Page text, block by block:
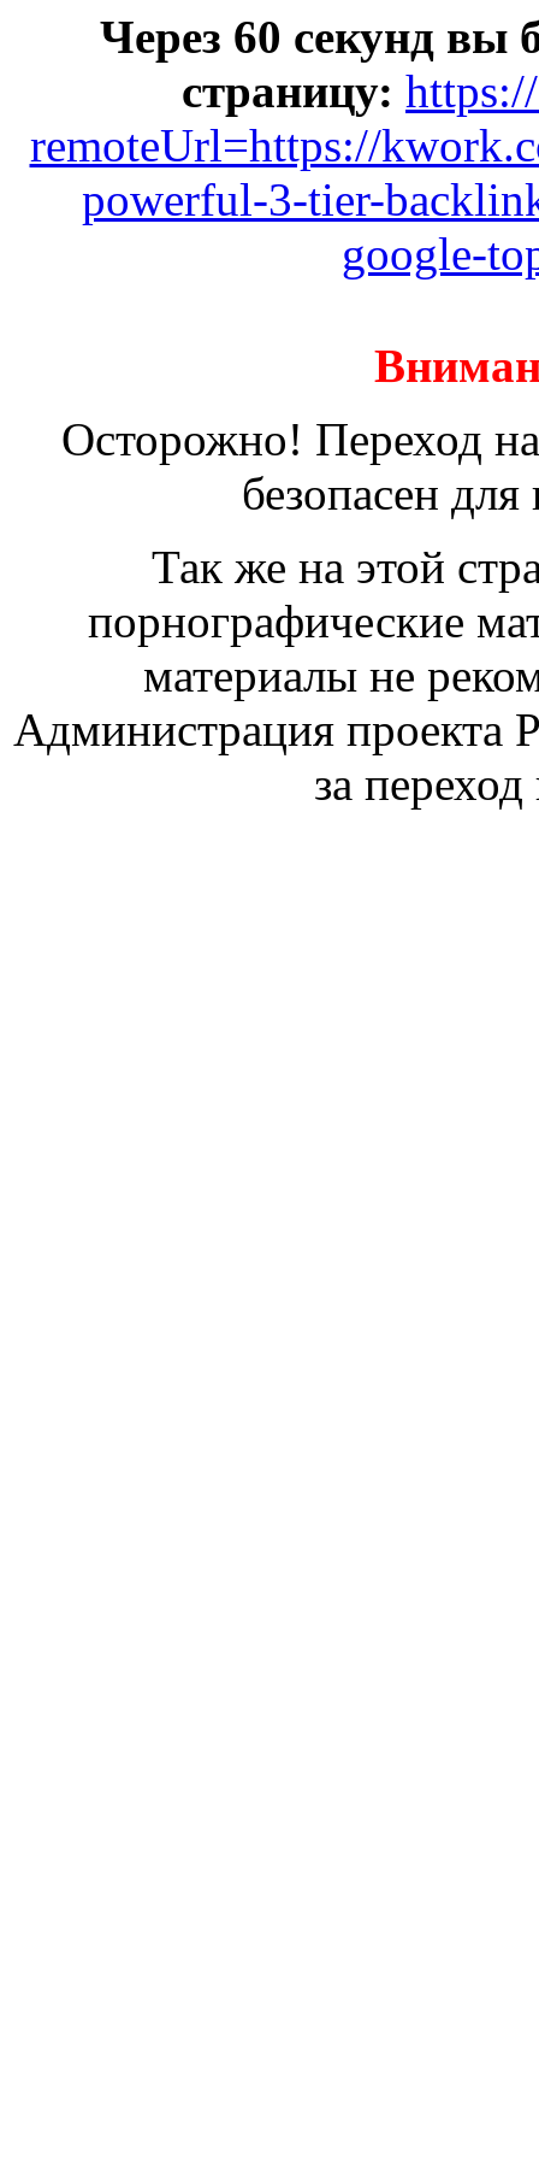
Через 60 секунд вы
страницу:
remoteUrl=https://
powerful-3-tier-
google-
Осторожно! Переход
безопасен
Так же на этой
порнографические
материалы не
Администрация проекта
за